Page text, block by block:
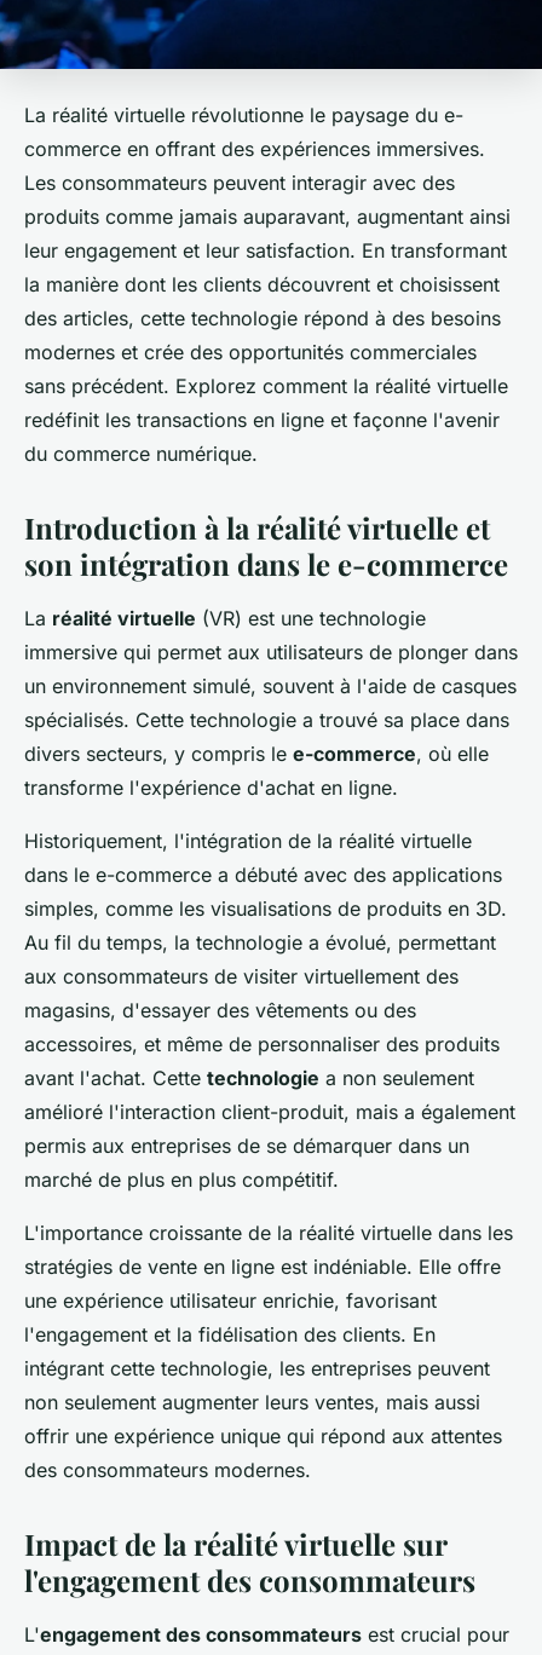
La réalité virtuelle révolutionne le paysage du e-
commerce en offrant des expériences immersives.
Les consommateurs peuvent interagir avec des
produits comme jamais auparavant, augmentant ainsi
leur engagement et leur satisfaction. En transformant
la manière dont les clients découvrent et choisissent
des articles, cette technologie répond à des besoins
modernes et crée des opportunités commerciales
sans précédent. Explorez comment la réalité virtuelle
redéfinit les transactions en ligne et façonne l'avenir
du commerce numérique.
Introduction à la réalité virtuelle et
son intégration dans le e-commerce
La réalité virtuelle (VR) est une technologie
immersive qui permet aux utilisateurs de plonger dans
un environnement simulé, souvent à l'aide de casques
spécialisés. Cette technologie a trouvé sa place dans
divers secteurs, y compris le e-commerce, où elle
transforme l'expérience d'achat en ligne.
Historiquement, l'intégration de la réalité virtuelle
dans le e-commerce a débuté avec des applications
simples, comme les visualisations de produits en 3D.
Au fil du temps, la technologie a évolué, permettant
aux consommateurs de visiter virtuellement des
magasins, d'essayer des vêtements ou des
accessoires, et même de personnaliser des produits
avant l'achat. Cette technologie a non seulement
amélioré l'interaction client-produit, mais a également
permis aux entreprises de se démarquer dans un
marché de plus en plus compétitif.
L'importance croissante de la réalité virtuelle dans les
stratégies de vente en ligne est indéniable. Elle offre
une expérience utilisateur enrichie, favorisant
l'engagement et la fidélisation des clients. En
intégrant cette technologie, les entreprises peuvent
non seulement augmenter leurs ventes, mais aussi
offrir une expérience unique qui répond aux attentes
des consommateurs modernes.
Impact de la réalité virtuelle sur
l'engagement des consommateurs
L'engagement des consommateurs est crucial pour